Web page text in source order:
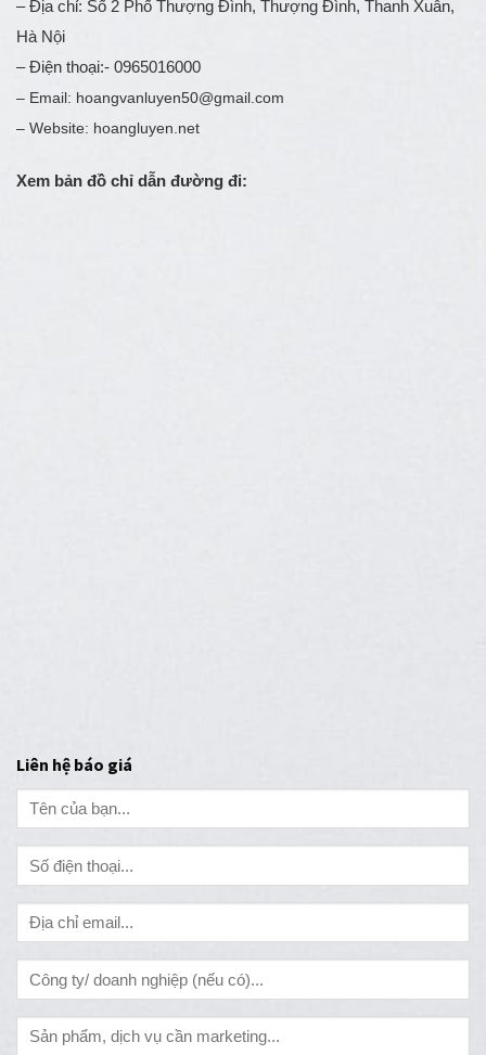
– Địa chỉ: Số 2 Phố Thượng Đình, Thượng Đình, Thanh Xuân,
Hà Nội
– Điện thoại:- 0965016000
– Email: hoangvanluyen50@gmail.com
– Website: hoangluyen.net
Xem bản đồ chỉ dẫn đường đi:
Liên hệ báo giá